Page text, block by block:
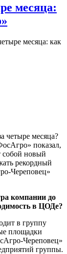
месяца:
месяца: как
четыре месяца?
показал,
собой новый
рекордный
Череповец»
компании до
в ЦОДе?
в группу
площадки
Череповец»
группы.